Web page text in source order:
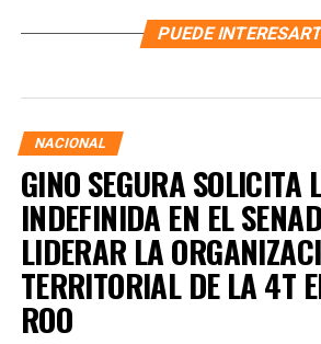
PUEDE
NACIONAL
GINO SEGURA SOLICITA
INDEFINIDA EN EL
LIDERAR LA
TERRITORIAL DE LA 4T
ROO